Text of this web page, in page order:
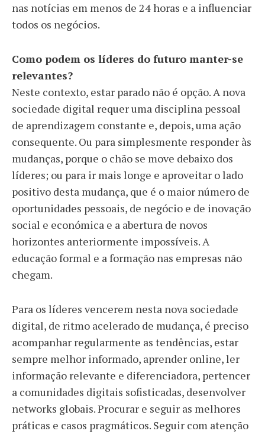
nas notícias em menos de 24 horas e a influenciar
todos os negócios.
Como podem os líderes do futuro manter-se
relevantes?
Neste contexto, estar parado não é opção. A nova
sociedade digital requer uma disciplina pessoal
de aprendizagem constante e, depois, uma ação
consequente. Ou para simplesmente responder às
mudanças, porque o chão se move debaixo dos
líderes; ou para ir mais longe e aproveitar o lado
positivo desta mudança, que é o maior número de
oportunidades pessoais, de negócio e de inovação
social e económica e a abertura de novos
horizontes anteriormente impossíveis. A
educação formal e a formação nas empresas não
chegam.
Para os líderes vencerem nesta nova sociedade
digital, de ritmo acelerado de mudança, é preciso
acompanhar regularmente as tendências, estar
sempre melhor informado, aprender online, ler
informação relevante e diferenciadora, pertencer
a comunidades digitais sofisticadas, desenvolver
networks globais. Procurar e seguir as melhores
práticas e casos pragmáticos. Seguir com atenção